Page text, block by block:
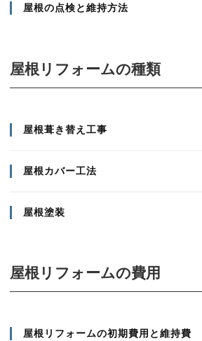
屋根の点検と維持方法
屋根リフォームの種類
屋根葺き替え工事
屋根カバー工法
屋根塗装
屋根リフォームの費用
屋根リフォームの初期費用と維持費